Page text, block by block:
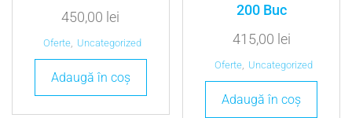
450,00 lei
Oferte Uncategorized
Adaugă în coș
200 Buc
415,00 lei
Oferte, Uncategorized
Adaugă în coș